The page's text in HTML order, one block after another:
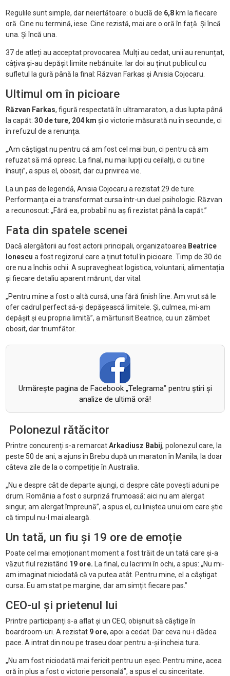
Regulile sunt simple, dar neiertătoare: o buclă de 6,8km la fiecare
oră. Cine nu termină, iese. Cine rezistă, mai are o oră în față. Și încă
una. Și încă una.
37 de atleți au acceptat provocarea. Mulți au cedat, unii au renunțat,
câțiva și-au depășit limite nebănuite. Iar doi au ținut publicul cu
sufletul la gură până la final: Răzvan Farkas și Anisia Cojocaru.
Ultimul om în picioare
Răzvan Farkas, figură respectată în ultramaraton, a dus lupta până
la capăt: 30 de ture, 204 km și o victorie măsurată nu în secunde, ci
în refuzul de a renunța.
„Am câștigat nu pentru că am fost cel mai bun, ci pentru că am
refuzat să mă opresc. La final, nu mai lupți cu ceilalți, ci cu tine
însuți”, a spus el, obosit, dar cu privirea vie.
La un pas de legendă, Anisia Cojocaru a rezistat 29 de ture.
Performanța ei a transformat cursa într-un duel psihologic. Răzvan
a recunoscut: „Fără ea, probabil nu aș fi rezistat până la capăt.”
Fata din spatele scenei
Dacă alergătorii au fost actorii principali, organizatoarea Beatrice
Ionescu a fost regizorul care a ținut totul în picioare. Timp de 30 de
ore nu a închis ochii. A supravegheat logistica, voluntarii, alimentația
și fiecare detaliu aparent mărunt, dar vital.
„Pentru mine a fost o altă cursă, una fără finish line. Am vrut să le
ofer cadrul perfect să-și depășească limitele. Și, culmea, mi-am
depășit și eu propria limită”, a mărturisit Beatrice, cu un zâmbet
obosit, dar triumfător.
Urmăreşte pagina de Facebook „Telegrama” pentru ştiri şi
analize de ultimă oră!
Polonezul rătăcitor
Printre concurenți s-a remarcatArkadiusz Babij, polonezul care, la
peste 50 de ani, a ajuns în Brebu după un maraton în Manila, la doar
câteva zile de la o competiție în Australia.
„Nu e despre cât de departe ajungi, ci despre câte povești aduni pe
drum. România a fost o surpriză frumoasă: aici nu am alergat
singur, am alergat împreună”, a spus el, cu liniștea unui om care știe
că timpul nu-l mai aleargă.
Un tată, un fiu și 19 ore de emoție
Poate cel mai emoționant moment a fost trăit de un tată care și-a
văzut fiul rezistând 19 ore. La final, cu lacrimi în ochi, a spus: „Nu mi-
am imaginat niciodată că va putea atât. Pentru mine, el a câștigat
cursa. Eu am stat pe margine, dar am simțit fiecare pas.”
CEO-ul și prietenul lui
Printre participanți s-a aflat și un CEO, obișnuit să câștige în
boardroom-uri. A rezistat 9 ore, apoi a cedat. Dar ceva nu-i dădea
pace. A intrat din nou pe traseu doar pentru a-și încheia tura.
„Nu am fost niciodată mai fericit pentru un eșec. Pentru mine, acea
oră în plus a fost o victorie personală”, a spus el cu sinceritate.